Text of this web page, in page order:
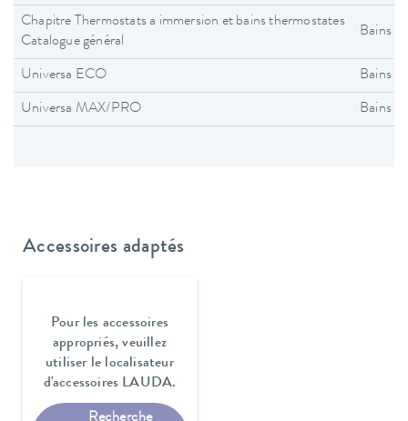
Chapitre Thermostats a immersion et bains thermostates
Catalogue général
Bains
Universa ECO Bains
Universa MAX/PRO Bains
Accessoires adaptés
Pour les accessoires
appropriés, veuillez
utiliser le localisateur
d'accessoires LAUDA.
Recherche